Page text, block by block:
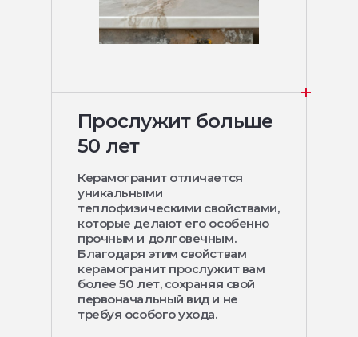
Прослужит больше
50 лет
Керамогранит отличается
уникальными
теплофизическими свойствами,
которые делают его особенно
прочным и долговечным.
Благодаря этим свойствам
керамогранит прослужит вам
более 50 лет, сохраняя свой
первоначальный вид и не
требуя особого ухода.